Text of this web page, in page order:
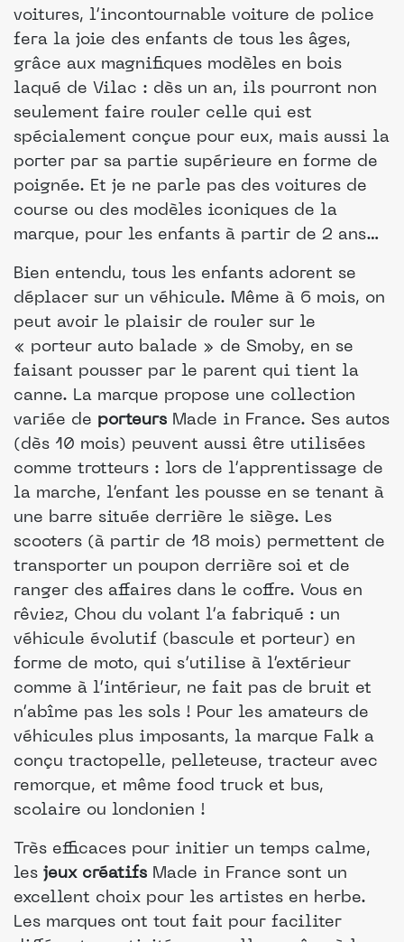
voitures, l’incontournable voiture de police
fera la joie des enfants de tous les âges,
grâce aux magnifiques modèles en bois
laqué de Vilac : dès un an, ils pourront non
seulement faire rouler celle qui est
spécialement conçue pour eux, mais aussi la
porter par sa partie supérieure en forme de
poignée. Et je ne parle pas des voitures de
course ou des modèles iconiques de la
marque, pour les enfants à partir de 2 ans…
Bien entendu, tous les enfants adorent se
déplacer sur un véhicule. Même à 6 mois, on
peut avoir le plaisir de rouler sur le
« porteur auto balade » de Smoby, en se
faisant pousser par le parent qui tient la
canne. La marque propose une collection
variée de porteurs Made in France. Ses autos
(dès 10 mois) peuvent aussi être utilisées
comme trotteurs : lors de l’apprentissage de
la marche, l’enfant les pousse en se tenant à
une barre située derrière le siège. Les
scooters (à partir de 18 mois) permettent de
transporter un poupon derrière soi et de
ranger des affaires dans le coffre. Vous en
rêviez, Chou du volant l’a fabriqué : un
véhicule évolutif (bascule et porteur) en
forme de moto, qui s’utilise à l’extérieur
comme à l’intérieur, ne fait pas de bruit et
n’abîme pas les sols ! Pour les amateurs de
véhicules plus imposants, la marque Falk a
conçu tractopelle, pelleteuse, tracteur avec
remorque, et même food truck et bus,
scolaire ou londonien !
Très efficaces pour initier un temps calme,
les jeux créatifs Made in France sont un
excellent choix pour les artistes en herbe.
Les marques ont tout fait pour faciliter